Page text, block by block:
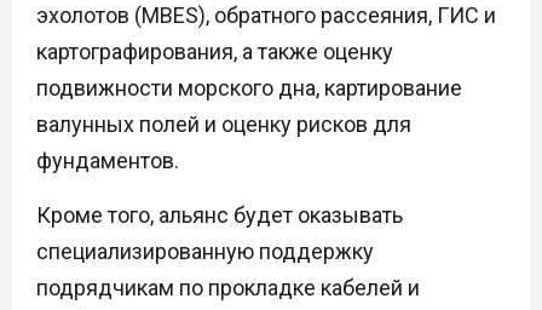
эхолотов (MBES), обратного рассеяния, ГИС и
картографирования, а также оценку
подвижности морского дна, картирование
валунных полей и оценку рисков для
фундаментов.
Кроме того, альянс будет оказывать
специализированную поддержку
подрядчикам по прокладке кабелей и